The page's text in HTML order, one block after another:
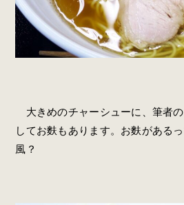
大きめのチャーシューに、筆者
してお麩もあります。お麩がある
風？